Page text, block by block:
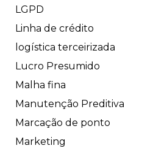
LGPD
Linha de crédito
logística terceirizada
Lucro Presumido
Malha fina
Manutenção Preditiva
Marcação de ponto
Marketing